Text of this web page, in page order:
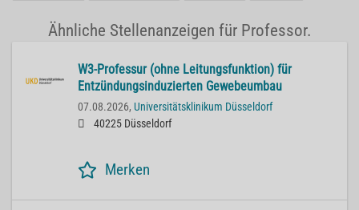
Ähnliche Stellenanzeigen für Professor.
W3-Professur (ohne Leitungsfunktion) für
Entzündungsinduzierten Gewebeumbau
07.08.2026, Universitätsklinikum Düsseldorf
40225 Düsseldorf
Merken